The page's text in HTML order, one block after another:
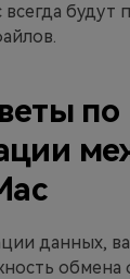
всегда будут
по
данных,